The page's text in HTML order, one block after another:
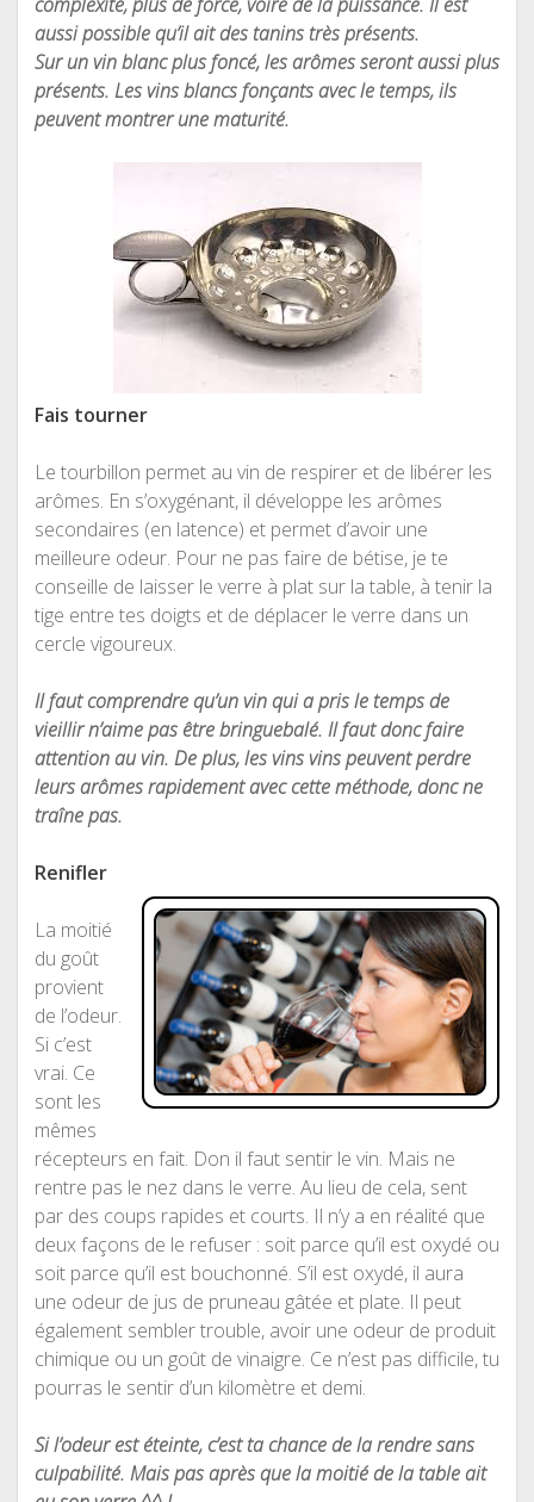
aussi possible qu’il ait des tanins très présents.
Sur un vin blanc plus foncé, les arômes seront aussi plus
présents. Les vins blancs fonçants avec le temps, ils
peuvent montrer une maturité.
Fais tourner
Le tourbillon permet au vin de respirer et de libérer les
arômes. En s’oxygénant, il développe les arômes
secondaires (en latence) et permet d’avoir une
meilleure odeur. Pour ne pas faire de bétise, je te
conseille de laisser le verre à plat sur la table, à tenir la
tige entre tes doigts et de déplacer le verre dans un
cercle vigoureux.
Il faut comprendre qu’un vin qui a pris le temps de
vieillir n’aime pas être bringuebalé. Il faut donc faire
attention au vin. De plus, les vins vins peuvent perdre
leurs arômes rapidement avec cette méthode, donc ne
traîne pas.
Renifler
La moitié
du goût
provient
de l’odeur.
Si c’est
vrai. Ce
sont les
mêmes
récepteurs en fait. Don il faut sentir le vin. Mais ne
rentre pas le nez dans le verre. Au lieu de cela, sent
par des coups rapides et courts. Il n’y a en réalité que
deux façons de le refuser : soit parce qu’il est oxydé ou
soit parce qu’il est bouchonné. S’il est oxydé, il aura
une odeur de jus de pruneau gâtée et plate. Il peut
également sembler trouble, avoir une odeur de produit
chimique ou un goût de vinaigre. Ce n’est pas difficile, tu
pourras le sentir d’un kilomètre et demi.
Si l’odeur est éteinte, c’est ta chance de la rendre sans
culpabilité. Mais pas après que la moitié de la table ait